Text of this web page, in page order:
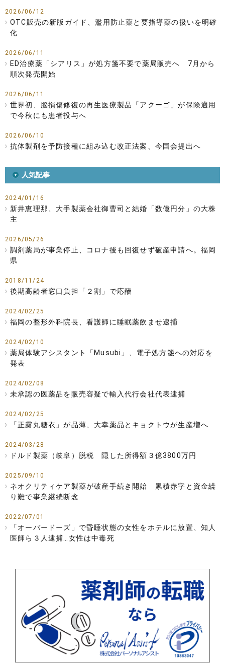
2026/06/12
OTC販売の新版ガイド、濫用防止薬と要指導薬の扱いを明確
化
2026/06/11
ED治療薬「シアリス」が処方箋不要で薬局販売へ 7月から
順次発売開始
2026/06/11
世界初、脳損傷修復の再生医療製品「アクーゴ」が保険適用
で今秋にも患者投与へ
2026/06/10
抗体製剤を予防接種に組み込む改正法案、今国会提出へ
人気記事
2024/01/16
新井恵理那、大手製薬会社御曹司と結婚「数億円分」の大株
主
2026/05/26
調剤薬局が事業停止、コロナ後も回復せず破産申請へ。福岡
県
2018/11/24
後期高齢者窓口負担「２割」で応酬
2024/02/25
福岡の整形外科院長、看護師に睡眠薬飲ませ逮捕
2024/02/10
薬局体験アシスタント「Musubi」、電子処方箋への対応を
発表
2024/02/08
未承認の医薬品を販売容疑で輸入代行会社代表逮捕
2024/02/25
「正露丸糖衣」が品薄、大幸薬品とキョクトウが生産増へ
2024/03/28
ドルド製薬（岐阜）脱税 隠した所得額３億3800万円
2025/09/10
ネオクリティケア製薬が破産手続き開始 累積赤字と資金繰
り難で事業継続断念
2022/07/01
「オーバードーズ」で昏睡状態の女性をホテルに放置、知人
医師ら３人逮捕…女性は中毒死